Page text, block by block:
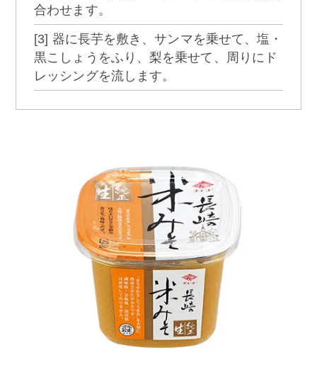
合わせます。
[3] 器に長芋を敷き、サンマを乗せて、塩・
黒こしょうをふり、梨を乗せて、周りにド
レッシングを流します。